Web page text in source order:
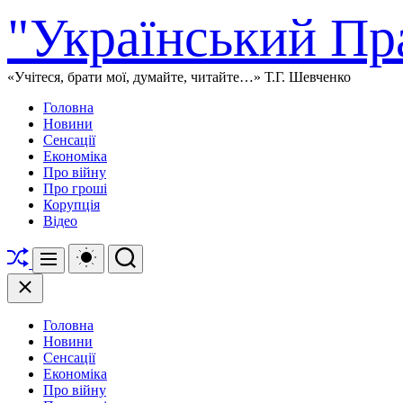
до
вмісту
"Український
«Учітеся, брати мої, думайте, читайте…» Т.Г. Шевченко
Головна
Новини
Сенсації
Економіка
Про війну
Про гроші
Корупція
Відео
Перетасувати
Меню
Перемикач
кольорового
Пошук
Закрити
Головна
Новини
Сенсації
Економіка
Про війну